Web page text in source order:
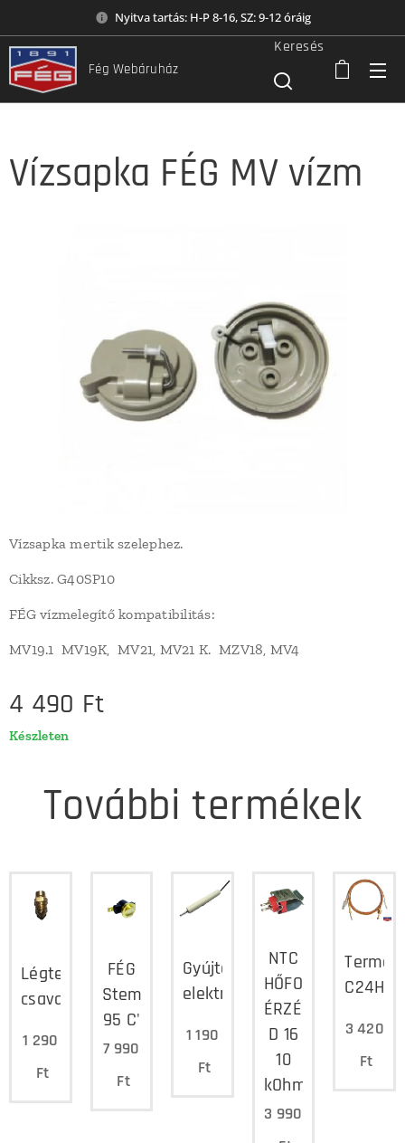
Nyitva tartás: H-P 8-16, SZ: 9-12 óráig
Fég Webáruház
Keresés
Vízsapka FÉG MV vízm
Vízsapka mertik szelephez.
Cikksz. G40SP10
FÉG vízmelegítő kompatibilitás:
MV19.1 MV19K, MV21, MV21 K. MZV18, MV4
4 490 Ft
Készleten
További termékek
Légtelenítő
csavar
1 290
Ft
FÉG
Stemco
95 C'
7 990
Ft
Gyújtó
elektróda
1 190
Ft
NTC
HŐFOK
ÉRZÉKELŐ
D 16
10
kOhm/25°C
3 990
C24H
3 420
Ft